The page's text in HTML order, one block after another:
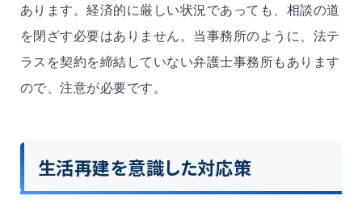
あります。経済的に厳しい状況であっても、相談の道
を閉ざす必要はありません。当事務所のように、法テ
ラスを契約を締結していない弁護士事務所もあります
ので、注意が必要です。
生活再建を意識した対応策